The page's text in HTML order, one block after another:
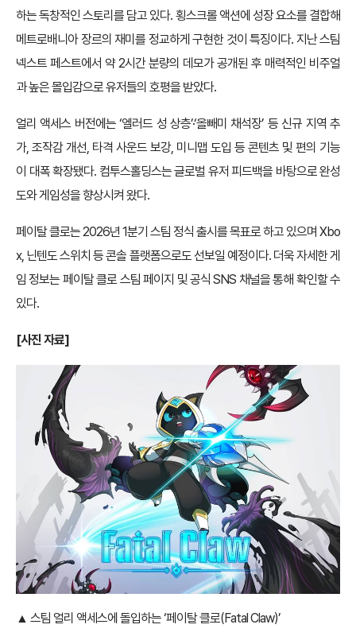
하는 독창적인 스토리를 담고 있다. 횡스크롤 액션에 성장 요소를 결합해
메트로배니아 장르의 재미를 정교하게 구현한 것이 특징이다. 지난 스팀
넥스트 페스트에서 약 2시간 분량의 데모가 공개된 후 매력적인 비주얼
과 높은 몰입감으로 유저들의 호평을 받았다.
얼리 액세스 버전에는 ‘엘러드 성 상층’·‘올빼미 채석장’ 등 신규 지역 추
가, 조작감 개선, 타격 사운드 보강, 미니맵 도입 등 콘텐츠 및 편의 기능
이 대폭 확장됐다. 컴투스홀딩스는 글로벌 유저 피드백을 바탕으로 완성
도와 게임성을 향상시켜 왔다.
페이탈 클로는 2026년 1분기 스팀 정식 출시를 목표로 하고 있으며 Xbo
x, 닌텐도 스위치 등 콘솔 플랫폼으로도 선보일 예정이다. 더욱 자세한 게
임 정보는 페이탈 클로 스팀 페이지 및 공식 SNS 채널을 통해 확인할 수
있다.
[사진 자료]
▲ 스팀 얼리 액세스에 돌입하는 ‘페이탈 클로(Fatal Claw)’